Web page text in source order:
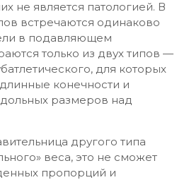
не является патологией. В
встречаются одинаково
в подавляющем
только из двух типов —
для которых
конечности и
размеров над
другого типа
веса, это не сможет
пропорций и